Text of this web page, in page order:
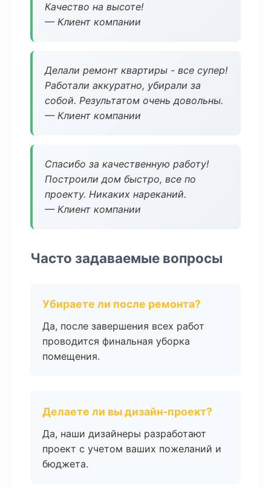
Качество на высоте!
— Клиент компании
Делали ремонт квартиры - все супер!
Работали аккуратно, убирали за
собой. Результатом очень довольны.
— Клиент компании
Спасибо за качественную работу!
Построили дом быстро, все по
проекту. Никаких нареканий.
— Клиент компании
Часто задаваемые вопросы
Убираете ли после ремонта?
Да, после завершения всех работ
проводится финальная уборка
помещения.
Делаете ли вы дизайн-проект?
Да, наши дизайнеры разработают
проект с учетом ваших пожеланий и
бюджета.